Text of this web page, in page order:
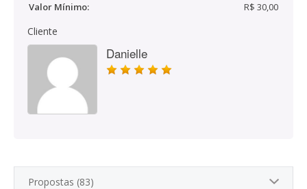
Valor Mínimo:
R$ 30,00
Cliente
Danielle
Propostas (83)